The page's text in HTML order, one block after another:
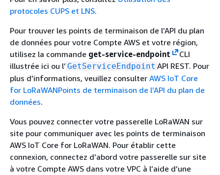
protocoles CUPS et LNS.
Pour trouver les points de terminaison de l’API du plan
de données pour votre Compte AWS et votre région,
utilisez la commande get-service-endpoint
CLI
illustrée ici ou l’ GetServiceEndpoint API REST. Pour
plus d’informations, veuillez consulter AWS IoT Core
for LoRaWANPoints de terminaison de l’API du plan de
données.
Vous pouvez connecter votre passerelle LoRaWAN sur
site pour communiquer avec les points de terminaison
AWS IoT Core for LoRaWAN. Pour établir cette
connexion, connectez d’abord votre passerelle sur site
à votre Compte AWS dans votre VPC à l’aide d’une